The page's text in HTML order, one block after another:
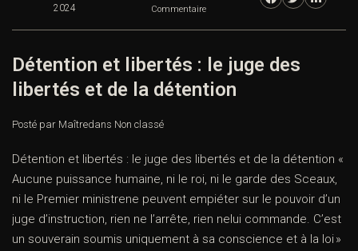
2024 Commentaire
Détention et libertés : le juge des
libertés et de la détention
Posté par Maîtredans Non classé
Détention et libertés : le juge des libertés et de la détention «
Aucune puissance humaine, ni le roi, ni le garde des Sceaux,
ni le Premier ministrene peuvent empiéter sur le pouvoir d’un
juge d’instruction, rien ne l’arrête, rien nelui commande. C’est
un souverain soumis uniquement à sa conscience et à la loi »